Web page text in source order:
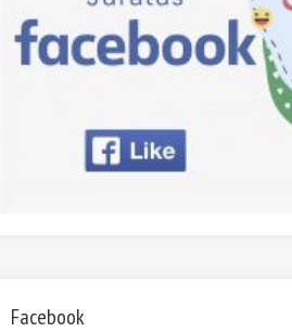
Facebook